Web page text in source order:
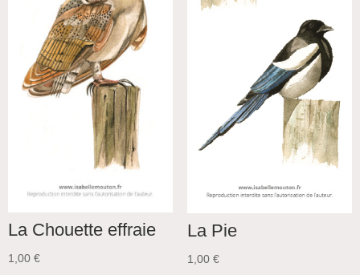
La Chouette effraie
1,00 €
La Pie
1,00 €